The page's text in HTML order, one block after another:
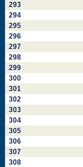
293
294
295
296
297
298
299
300
301
302
303
304
305
306
307
308